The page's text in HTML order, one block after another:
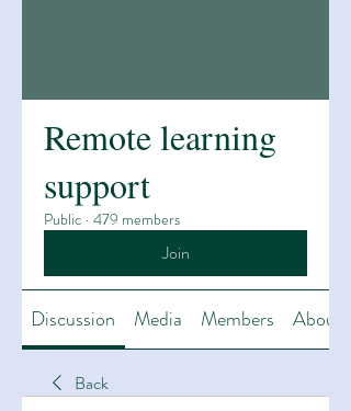
Remote learning
support
Public · 479 members
Join
Discussion Media Members About
Back